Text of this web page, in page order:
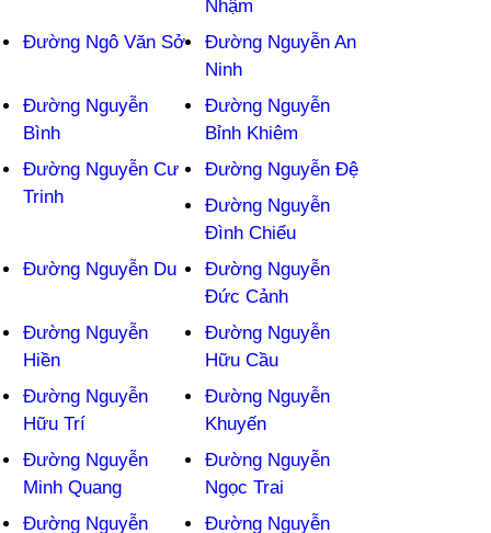
Nhậm
Đường Ngô Văn Sở
Đường Nguyễn An
Ninh
Đường Nguyễn
Bình
Đường Nguyễn
Bỉnh Khiêm
Đường Nguyễn Cư
Trinh
Đường Nguyễn Đệ
Đường Nguyễn
Đình Chiểu
Đường Nguyễn Du
Đường Nguyễn
Đức Cảnh
Đường Nguyễn
Hiền
Đường Nguyễn
Hữu Cầu
Đường Nguyễn
Hữu Trí
Đường Nguyễn
Khuyến
Đường Nguyễn
Minh Quang
Đường Nguyễn
Ngọc Trai
Đường Nguyễn
Đường Nguyễn